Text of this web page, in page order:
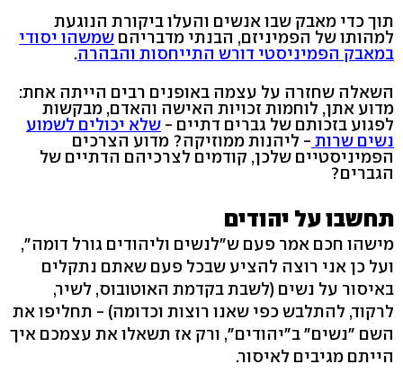
תוך כדי מאבק שבו אנשים והעלו ביקורת הנוגעת
למהותו של הפמיניזם, הבנתי מדבריהם שמשהו יסודי
במאבק הפמיניסטי דורש התייחסות והבהרה.
השאלה שחזרה על עצמה באופנים רבים הייתה אחת:
מדוע אתן, לוחמות זכויות האישה והאדם, מבקשות
לפגוע בזכותם של גברים דתיים - שלא יכולים לשמוע
נשים שרות - ליהנות ממוזיקה? מדוע הצרכים
הפמיניסטיים שלכן, קודמים לצרכיהם הדתיים של
הגברים?
תחשבו על יהודים
מישהו חכם אמר פעם ש"לנשים וליהודים גורל דומה",
ועל כן אני רוצה להציע שבכל פעם שאתם נתקלים
באיסור על נשים (לשבת בקדמת האוטובוס, לשיר,
לרקוד, להתלבש כפי שאנו רוצות וכדומה) - תחליפו את
השם "נשים" ב"יהודים", ורק אז תשאלו את עצמכם איך
הייתם מגיבים לאיסור.